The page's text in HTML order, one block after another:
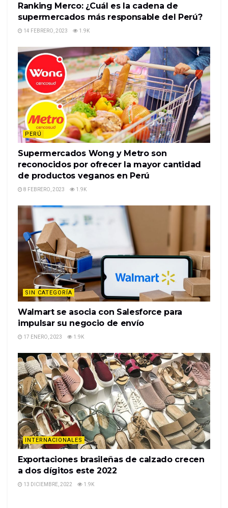
Ranking Merco: ¿Cuál es la cadena de
supermercados más responsable del Perú?
14 FEBRERO, 2023 1.9K
PERÚ
Supermercados Wong y Metro son
reconocidos por ofrecer la mayor cantidad
de productos veganos en Perú
8 FEBRERO, 2023 1.9K
SIN CATEGORÍA
Walmart se asocia con Salesforce para
impulsar su negocio de envío
17 ENERO, 2023 1.9K
INTERNACIONALES
Exportaciones brasileñas de calzado crecen
a dos dígitos este 2022
13 DICIEMBRE, 2022 1.9K